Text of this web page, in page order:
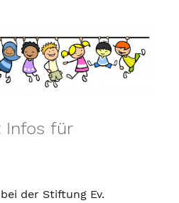
Infos für
der Stiftung Ev.